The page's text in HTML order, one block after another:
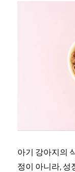
아기 강아지의
정이 아니라, 성